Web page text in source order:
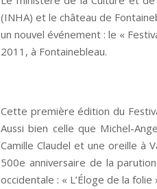
(INHA) et le château de
un nouvel événement : le «
2011, à Fontainebleau.
Cette première édition du
Aussi bien celle que Michel-
Camille Claudel et une oreille à
500e anniversaire de la
occidentale : « L’Éloge de la